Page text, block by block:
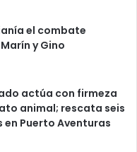
el combate
y Gino
actúa con firmeza
animal; rescata seis
en Puerto Aventuras